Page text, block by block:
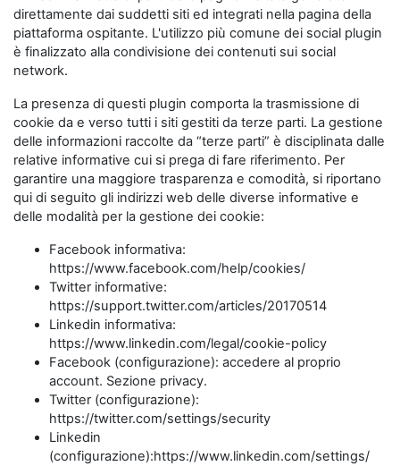
direttamente dai suddetti siti ed integrati nella pagina della
piattaforma ospitante. L'utilizzo più comune dei social plugin
è finalizzato alla condivisione dei contenuti sui social
network.
La presenza di questi plugin comporta la trasmissione di
cookie da e verso tutti i siti gestiti da terze parti. La gestione
delle informazioni raccolte da “terze parti” è disciplinata dalle
relative informative cui si prega di fare riferimento. Per
garantire una maggiore trasparenza e comodità, si riportano
qui di seguito gli indirizzi web delle diverse informative e
delle modalità per la gestione dei cookie:
Facebook informativa:
https://www.facebook.com/help/cookies/
Twitter informative:
https://support.twitter.com/articles/20170514
Linkedin informativa:
https://www.linkedin.com/legal/cookie-policy
Facebook (configurazione): accedere al proprio
account. Sezione privacy.
Twitter (configurazione):
https://twitter.com/settings/security
Linkedin
(configurazione):https://www.linkedin.com/settings/